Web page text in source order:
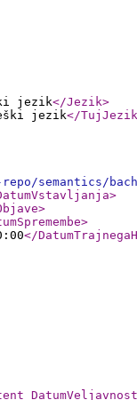
jezik</Jezik>
jezik</TujJezik
semantics/
>
>
>
</